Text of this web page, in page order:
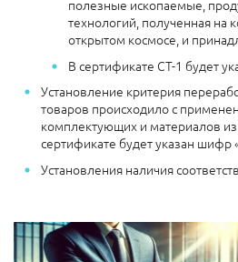
полезные ископаемые,
технологий, полученная на
открытом космосе, и
В сертификате СТ-1 будет
Установление критерия
товаров происходило с
комплектующих и материалов из
сертификате будет указан шифр
Установления наличия